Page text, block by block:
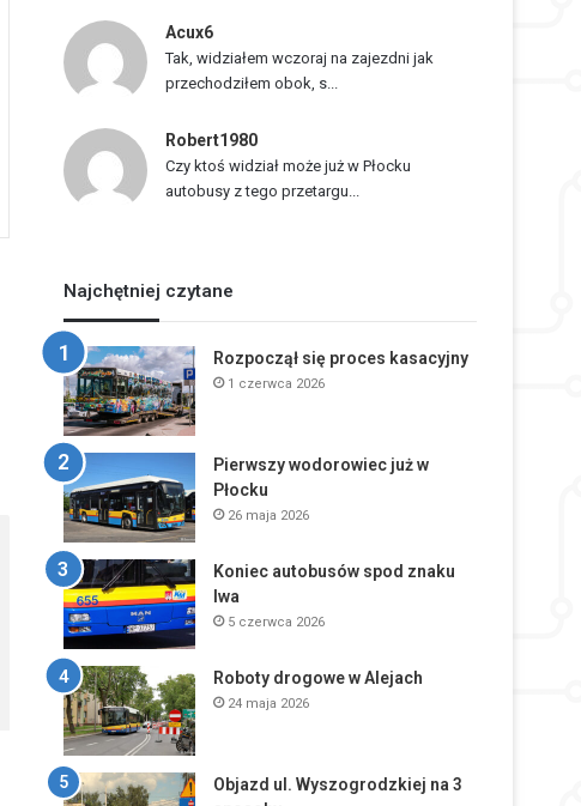
Acux6
Tak, widziałem wczoraj na zajezdni jak
przechodziłem obok, s...
Robert1980
Czy ktoś widział może już w Płocku
autobusy z tego przetargu...
Najchętniej czytane
Rozpoczął się proces kasacyjny
1 czerwca 2026
Pierwszy wodorowiec już w
Płocku
26 maja 2026
Koniec autobusów spod znaku
lwa
5 czerwca 2026
Roboty drogowe w Alejach
24 maja 2026
Objazd ul. Wyszogrodzkiej na 3